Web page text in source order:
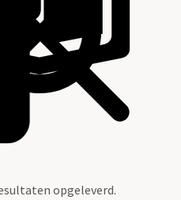
opgeleverd.